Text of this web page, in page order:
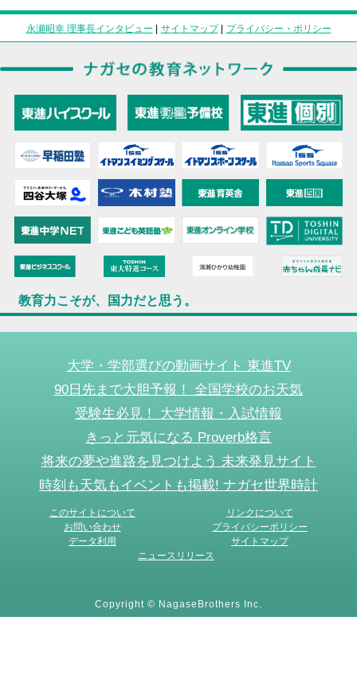
永瀬昭幸 理事長インタビュー | サイトマップ| プライバシー・ポリシー
教育力こそが、国力だと思う。
大学・学部選びの動画サイト 東進TV
90日先まで大胆予報！ 全国学校のお天気
受験生必見！ 大学情報・入試情報
きっと元気になる Proverb格言
将来の夢や進路を見つけよう 未来発見サイト
時刻も天気もイベントも掲載! ナガセ世界時計
このサイトについて
リンクについて
お問い合わせ
プライバシーポリシー
データ利用
サイトマップ
ニュースリリース
Copyright © NagaseBrothers Inc.